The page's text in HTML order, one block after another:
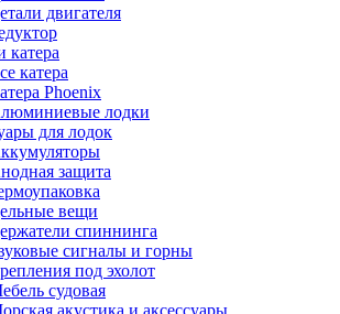
двигателя
катера
катера
Phoenix
лодки
для лодок
защита
вещи
спиннинга
сигналы и горны
под эхолот
судовая
акустика и аксессуары